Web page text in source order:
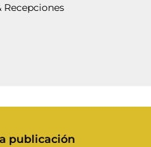
Recepciones
publicación